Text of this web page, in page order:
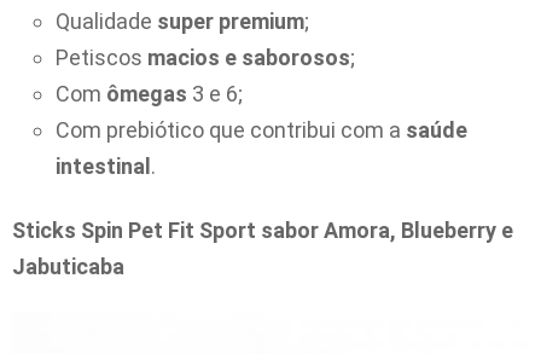
Qualidade super premium;
Petiscos macios e saborosos;
Com ômegas 3 e 6;
Com prebiótico que contribui com a saúde
intestinal .
Sticks Spin Pet Fit Sport sabor Amora, Blueberry e
Jabuticaba